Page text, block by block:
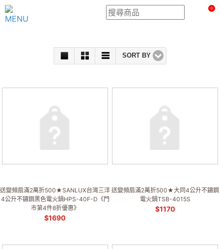
0
SORT BY
送變頻扇滿2萬折500★SANLUX台灣三洋
4公升不鏽鋼黑色電火鍋HPS-40F-D《門
市第4件8折優惠》
$1690
送變頻扇滿2萬折500★大同4公升不鏽鋼
電火鍋TSB-4015S
$1170